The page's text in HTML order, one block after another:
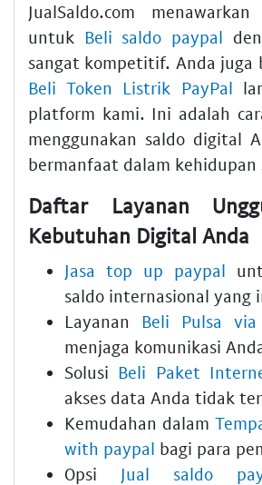
JualSaldo.com
untuk Beli saldo paypal
sangat kompetitif. Anda juga
Beli Token Listrik PayPal
platform kami. Ini adalah
menggunakan saldo digital
bermanfaat dalam
Daftar Layanan
Kebutuhan Digital Anda
Jasa top up paypal
saldo internasional yang
Layanan Beli Pulsa via
menjaga komunikasi
Solusi Beli Paket
akses data Anda tidak
Kemudahan dalam
with paypal bagi para
Opsi Jual saldo